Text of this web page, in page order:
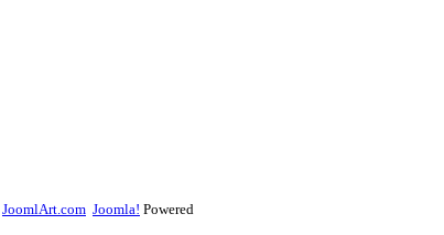
JoomlArt.com Joomla! Powered